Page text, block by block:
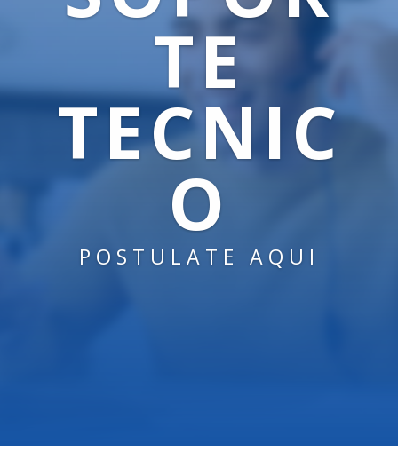
TE
TECNIC
O
POSTULATE AQUI